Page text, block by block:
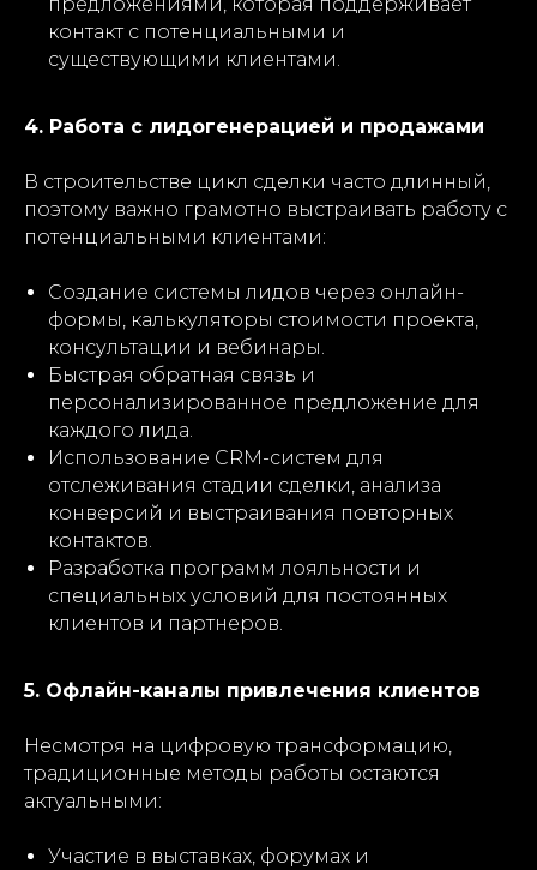
контакт с потенциальными и
существующими клиентами.
4. Работа с лидогенерацией и продажами
В строительстве цикл сделки часто длинный,
поэтому важно грамотно выстраивать работу с
потенциальными клиентами:
Создание системы лидов через онлайн-
формы, калькуляторы стоимости проекта,
консультации и вебинары.
Быстрая обратная связь и
персонализированное предложение для
каждого лида.
Использование CRM-систем для
отслеживания стадии сделки, анализа
конверсий и выстраивания повторных
контактов.
Разработка программ лояльности и
специальных условий для постоянных
клиентов и партнеров.
5. Офлайн-каналы привлечения клиентов
Несмотря на цифровую трансформацию,
традиционные методы работы остаются
актуальными:
Участие в выставках, форумах и